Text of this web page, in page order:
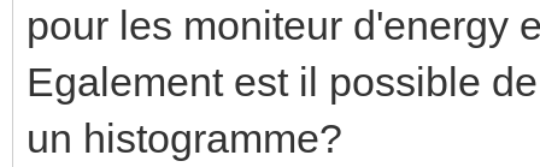
pour les moniteur d'energy
Egalement est il possible
un histogramme?